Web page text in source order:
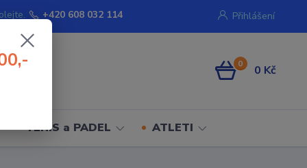
Přihlášení
+420 608 032 114
0 0 Kč
TENIS a PADEL ATLETI